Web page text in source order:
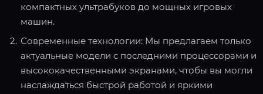
компактных ультрабуков до мощных игровых
машин.
Современные технологии: Мы предлагаем только
актуальные модели с последними процессорами и
высококачественными экранами, чтобы вы могли
наслаждаться быстрой работой и яркими